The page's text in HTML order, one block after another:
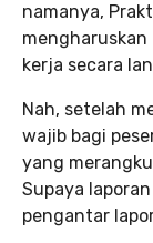
namanya,
kerja secara
Nah, setelah
wajib bagi
yang
Supaya
pengantar